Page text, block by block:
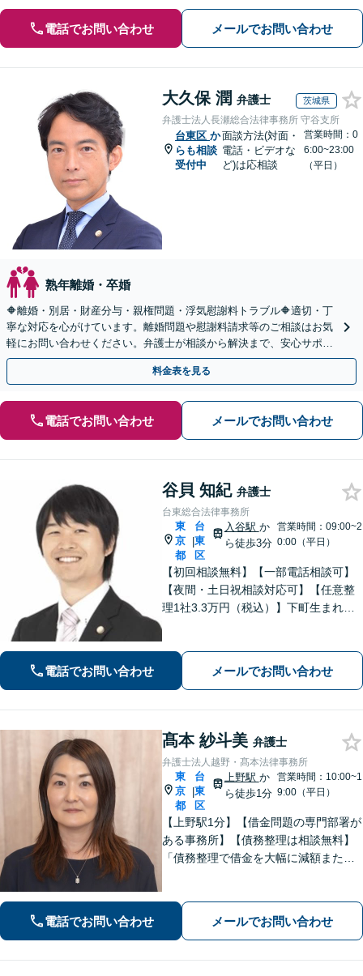
電話でお問い合わせ メールでお問い合わせ
大久保 潤 弁護士 茨城県
弁護士法人長瀬総合法律事務所 守谷支所
台東区 か
らも相談
受付中
面談方法(対面・
電話・ビデオな
ど)は応相談
営業時間：0
6:00~23:00
（平日）
熟年離婚・卒婚
🔶離婚・別居・財産分与・親権問題・浮気慰謝料トラブル🔶適切・丁
寧な対応を心がけています。離婚問題や慰謝料請求等のご相談はお気
軽にお問い合わせください。弁護士が相談から解決まで、安心サポー
トいたします。◤完全予約制・初回法律相談無料◢
料金表を見る
電話でお問い合わせ メールでお問い合わせ
谷貝 知紀 弁護士
台東総合法律事務所
東
京
都
|
台
東
区
入谷駅 か
ら徒歩3分
営業時間：09:00~2
0:00（平日）
【初回相談無料】【一部電話相談可】
【夜間・土日祝相談対応可】【任意整
理1社3.3万円（税込）】下町生まれ下
ます。
電話でお問い合わせ メールでお問い合わせ
髙本 紗斗美 弁護士
弁護士法人越野・髙本法律事務所
東
京
都
|
台
東
区
上野駅 か
ら徒歩1分
営業時間：10:00~1
9:00（平日）
【上野駅1分】【借金問題の専門部署が
ある事務所】【債務整理は相談無料】
「債務整理で借金を大幅に減額または
さまに代わって全力で交渉し、賠償金
アップを目指します！」【休日・夜間
電話でお問い合わせ メールでお問い合わせ